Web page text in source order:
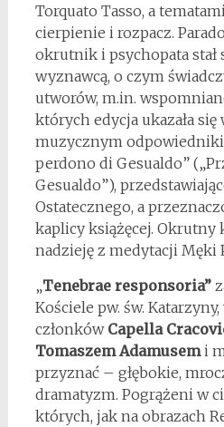
Torquato Tasso, a
cierpienie i rozpacz.
okrutnik i psychopata stał
wyznawcą, o czym
utworów, m.in.
których edycja ukazała się
muzycznym
perdono di Gesualdo”
Gesualdo”),
Ostatecznego, a
kaplicy książęcej. Okrutny
nadzieję z medytacji Męki
„Tenebrae responsoria”
Kościele pw. św.
członków Capella
Tomaszem Adamusemi
przyznać – głębokie,
dramatyzm. Pogrążeni w
których, jak na obrazach